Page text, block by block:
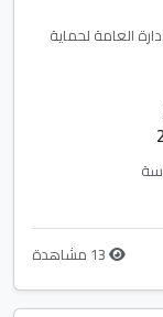
العامة لحماية